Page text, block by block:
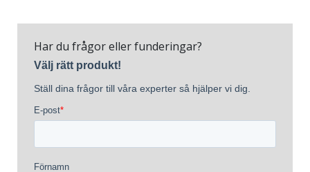
Har du frågor eller funderingar?